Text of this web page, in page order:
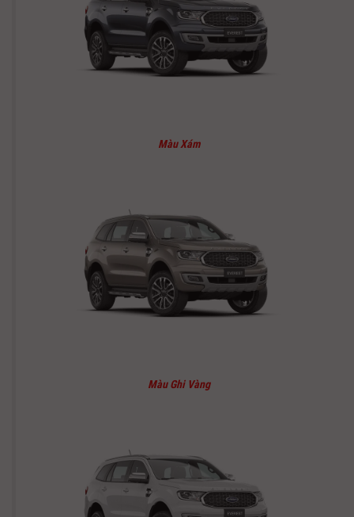
Màu Xám
Màu Ghi Vàng